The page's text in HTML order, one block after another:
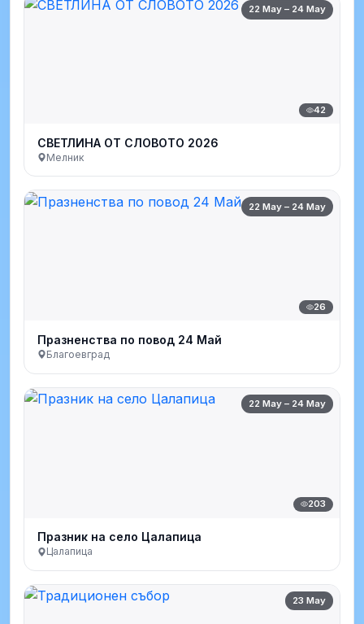
22 May – 24 May
42
СВЕТЛИНА ОТ СЛОВОТО 2026
Мелник
22 May – 24 May
26
Празненства по повод 24 Май
Благоевград
22 May – 24 May
203
Празник на село Цалапица
Цалапица
23 May